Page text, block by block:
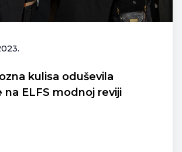
kulisa oduševila
ELFS modnoj reviji